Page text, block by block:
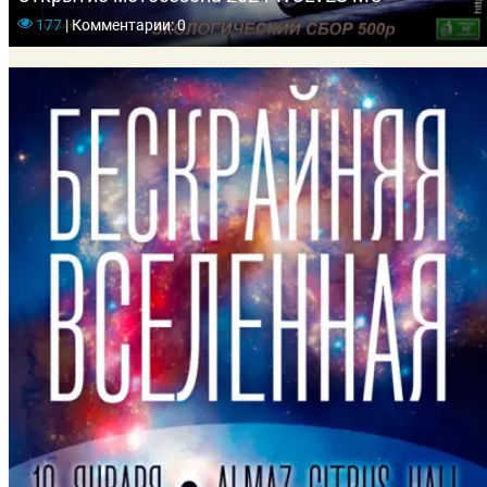
177|Комментарии: 0